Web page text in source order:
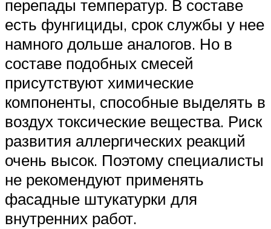
перепады температур. В составе
есть фунгициды, срок службы у нее
намного дольше аналогов. Но в
составе подобных смесей
присутствуют химические
компоненты, способные выделять в
воздух токсические вещества. Риск
развития аллергических реакций
очень высок. Поэтому специалисты
не рекомендуют применять
фасадные штукатурки для
внутренних работ.